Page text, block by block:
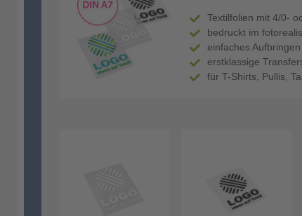
Textilfolien mit 4/0-
bedruckt im
einfaches
erstklassige
für T-Shirts, Pullis,